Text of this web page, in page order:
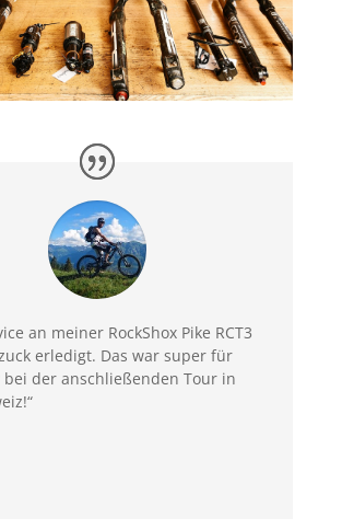
an meiner RockShox Pike RCT3
erledigt. Das war super für
bei der anschließenden Tour in